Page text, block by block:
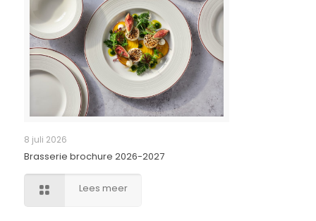
8 juli 2026
Brasserie brochure 2026-2027
Lees meer